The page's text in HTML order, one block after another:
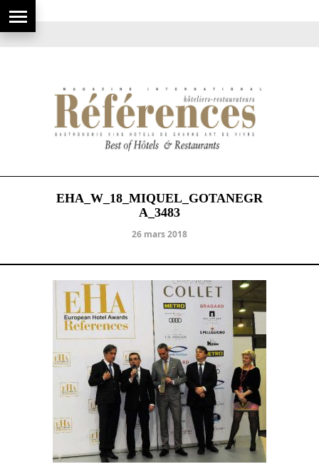
EHA_W_18_MIQUEL_GOTANEGR
A_3483
26 mars 2018